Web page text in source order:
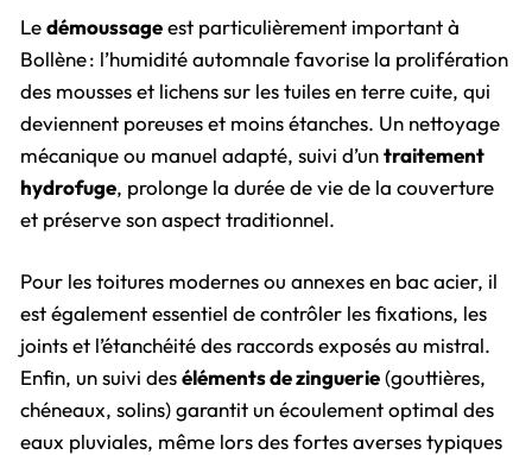
Ledémoussageest particulièrement important à
Bollène : l’humidité automnale favorise la prolifération
des mousses et lichens sur les tuiles en terre cuite, qui
deviennent poreuses et moins étanches. Un nettoyage
mécanique ou manuel adapté, suivi d’untraitement
hydrofuge, prolonge la durée de vie de la couverture
et préserve son aspect traditionnel.
Pour les toitures modernes ou annexes en bac acier, il
est également essentiel de contrôler les fixations, les
joints et l’étanchéité des raccords exposés au mistral.
Enfin, un suivi deséléments de zinguerie(gouttières,
chéneaux, solins) garantit un écoulement optimal des
eaux pluviales, même lors des fortes averses typiques